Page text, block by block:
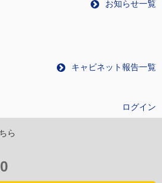
お知らせ一覧
キャビネット報告一覧
ログイン
ら